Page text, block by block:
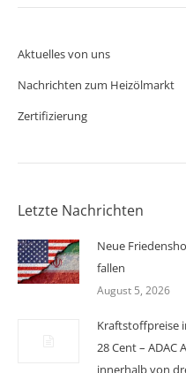
Aktuelles von uns
Nachrichten zum Heizölmarkt
Zertifizierung
Letzte Nachrichten
Neue
fallen
August 5, 2026
Kraftstoffpreise
28 Cent – ADAC
innerhalb von